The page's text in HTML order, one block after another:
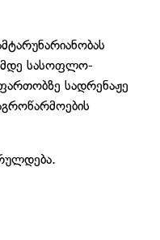
სასოფლო-
სადრენაჟე